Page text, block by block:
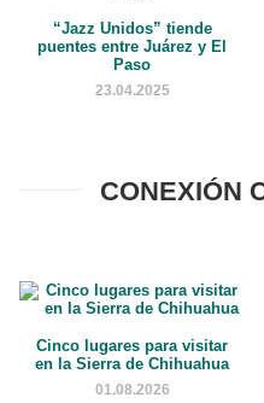
“Jazz Unidos” tiende
puentes entre Juárez y El
Paso
23.04.2025
CONEXIÓN
Cinco lugares para visitar
en la Sierra de Chihuahua
01.08.2026